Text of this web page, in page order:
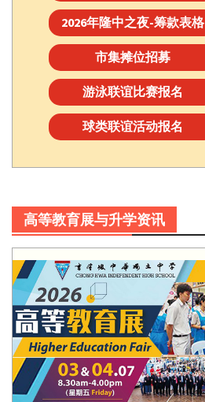
2026年隆中之夜-筹款表格
市集摊位招募
游泳联谊比赛报名
球类联谊活动报名
高等教育展与升学资讯